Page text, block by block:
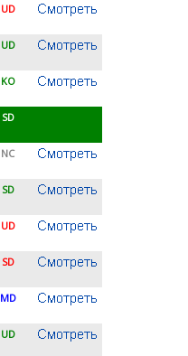
UD
UD
KO
SD
NC
SD
UD
SD
MD
UD